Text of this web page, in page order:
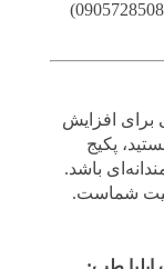
همچنین کارشناسان ما از طریق واتساپ (09057285081)
برای افزایش
پکیج
باشد.
شماست.